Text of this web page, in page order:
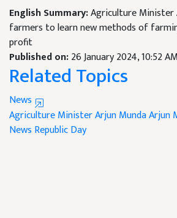
English Summary:Agriculture Minister
farmers to learn new methods of
profit
Published on:26 January 2024, 10:52
Related Topics
News
Agriculture Minister Arjun MundaArjun
News Republic Day